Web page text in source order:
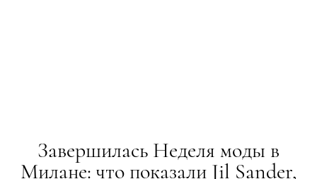
Завершилась Неделя моды в
Милане: что показали Jil Sander,